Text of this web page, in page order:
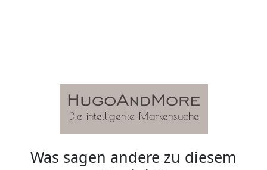
Was sagen andere zu diesem